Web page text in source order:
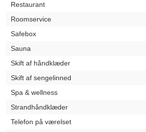
Restaurant
Roomservice
Safebox
Sauna
Skift af håndklæder
Skift af sengelinned
Spa & wellness
Strandhåndklæder
Telefon på værelset